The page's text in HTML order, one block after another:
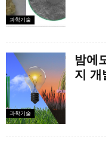
과학기술
과학기술
밤에
지 개